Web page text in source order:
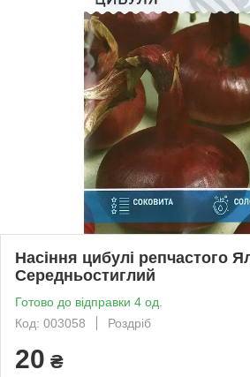
Насіння цибулі репчастого
Середньостиглий
Готово до відправки 4 од.
Код: 003058
Роздріб
20 ₴